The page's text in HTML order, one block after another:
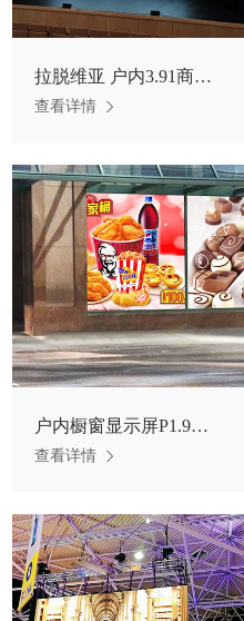
拉脱维亚 户内3.91商业显示用屏
查看详情
户内橱窗显示屏P1.9高清LED显示屏
查看详情